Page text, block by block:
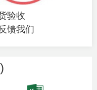
验收
馈我们